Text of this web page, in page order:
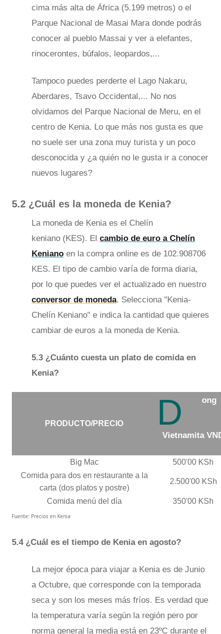
cima más alta de África (5.199 metros) o el
Parque Nacional de Masai Mara donde podrás
conocer al pueblo Massai y ver a elefantes,
rinocerontes, búfalos, leopardos,...
Tampoco puedes perderte el Lago Nakaru,
Aberdares, Tsavo Occidental,... No nos
olvidamos del Parque Nacional de Meru, en el
centro de Kenia. Lo que más nos gusta es que
no suele ser una zona muy turista y un poco
desconocida y ¿a quién no le gusta ir a conocer
nuevos lugares?
5.2 ¿Cuál es la moneda de Kenia?
La moneda de Kenia es el Chelín
keniano (KES). El cambio de euro a Chelín
Keniano en la compra online es de 102.908706
KES. El tipo de cambio varía de forma diaria,
por lo que puedes ver el actualizado en nuestro
conversor de moneda. Selecciona "Kenia-
Chelín Keniano" e indica la cantidad que quieres
cambiar de euros a la moneda de Kenia.
5.3 ¿Cuánto cuesta un plato de comida en
Kenia?
PRODUCTO/PRECIO D ong
Vietnamita
Big Mac
500'00 KSh
Comida para dos en restaurante a la
carta (dos platos y postre)
2.500'00 KSh
Comida menú del día 350'00 KSh
Fuente: Precios en Kenia
5.4 ¿Cuál es el tiempo de Kenia en agosto?
La mejor época para viajar a Kenia es de Junio
a Octubre, que corresponde con la temporada
seca y son los meses más fríos. Es verdad que
la temperatura varía según la región pero por
norma general la media está en 23ºC durante el